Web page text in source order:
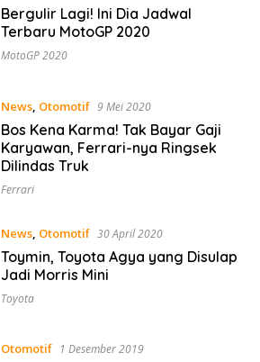
Bergulir Lagi! Ini Dia Jadwal
Terbaru MotoGP 2020
MotoGP 2020
News, Otomotif 9 Mei 2020
Bos Kena Karma! Tak Bayar Gaji
Karyawan, Ferrari-nya Ringsek
Dilindas Truk
Ferrari
News, Otomotif 30 April 2020
Toymin, Toyota Agya yang Disulap
Jadi Morris Mini
Toyota
Otomotif 1 Desember 2019